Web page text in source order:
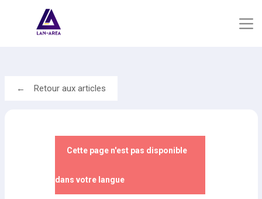
Retour aux articles
Cette page n'est pas disponible
dans votre langue